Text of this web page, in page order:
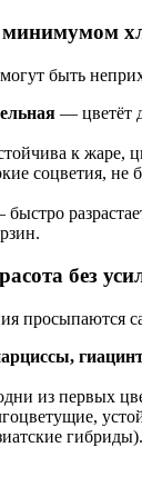
быть
— цветёт
к жаре,
соцветия, не
без
просыпаются
из первых
гибриды).